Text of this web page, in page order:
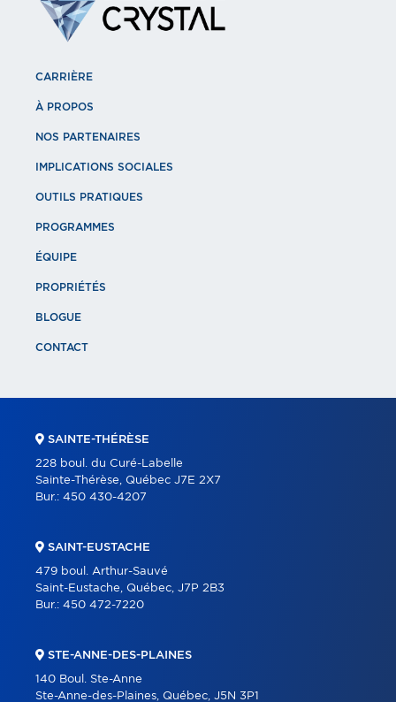
CARRIÈRE
À PROPOS
NOS PARTENAIRES
IMPLICATIONS SOCIALES
OUTILS PRATIQUES
PROGRAMMES
ÉQUIPE
PROPRIÉTÉS
BLOGUE
CONTACT
SAINTE-THÉRÈSE
228 boul. du Curé-Labelle
Sainte-Thérèse, Québec J7E 2X7
Bur.: 450 430-4207
SAINT-EUSTACHE
479 boul. Arthur-Sauvé
Saint-Eustache, Québec, J7P 2B3
Bur.: 450 472-7220
STE-ANNE-DES-PLAINES
140 Boul. Ste-Anne
Ste-Anne-des-Plaines, Québec, J5N 3P1